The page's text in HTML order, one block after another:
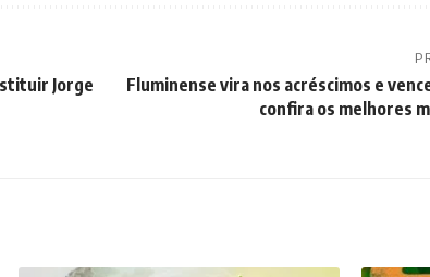
Jorge
Fluminense vira nos acréscimos e
confira os melhores